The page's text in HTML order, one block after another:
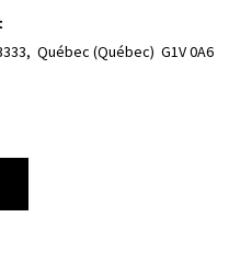
Québec (Québec)  G1V 0A6